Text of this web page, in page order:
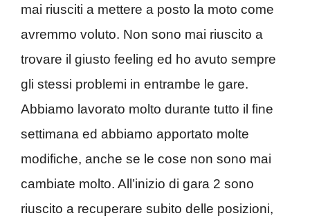
mai riusciti a mettere a posto la moto come
avremmo voluto. Non sono mai riuscito a
trovare il giusto feeling ed ho avuto sempre
gli stessi problemi in entrambe le gare.
Abbiamo lavorato molto durante tutto il fine
settimana ed abbiamo apportato molte
modifiche, anche se le cose non sono mai
cambiate molto. All’inizio di gara 2 sono
riuscito a recuperare subito delle posizioni,